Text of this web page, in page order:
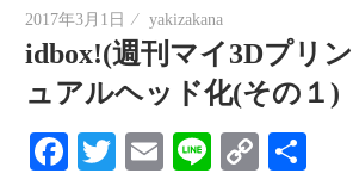
で
役
に
立
た
2017年3月1日 yakizakana
idbox!(週刊マイ3Dプリ
ュアルヘッド化(その１)
Facebook
Twitter
EmailLineCopy